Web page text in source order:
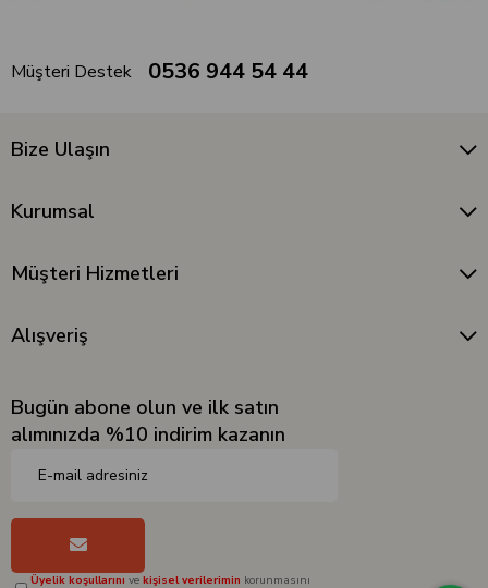
Müşteri Destek 0536 944 54 44
Bize Ulaşın
Kurumsal
Müşteri Hizmetleri
Alışveriş
Bugün abone olun ve ilk satın
alımınızda %10 indirim kazanın
Üyelik koşullarını ve kişisel verilerimin korunmasını